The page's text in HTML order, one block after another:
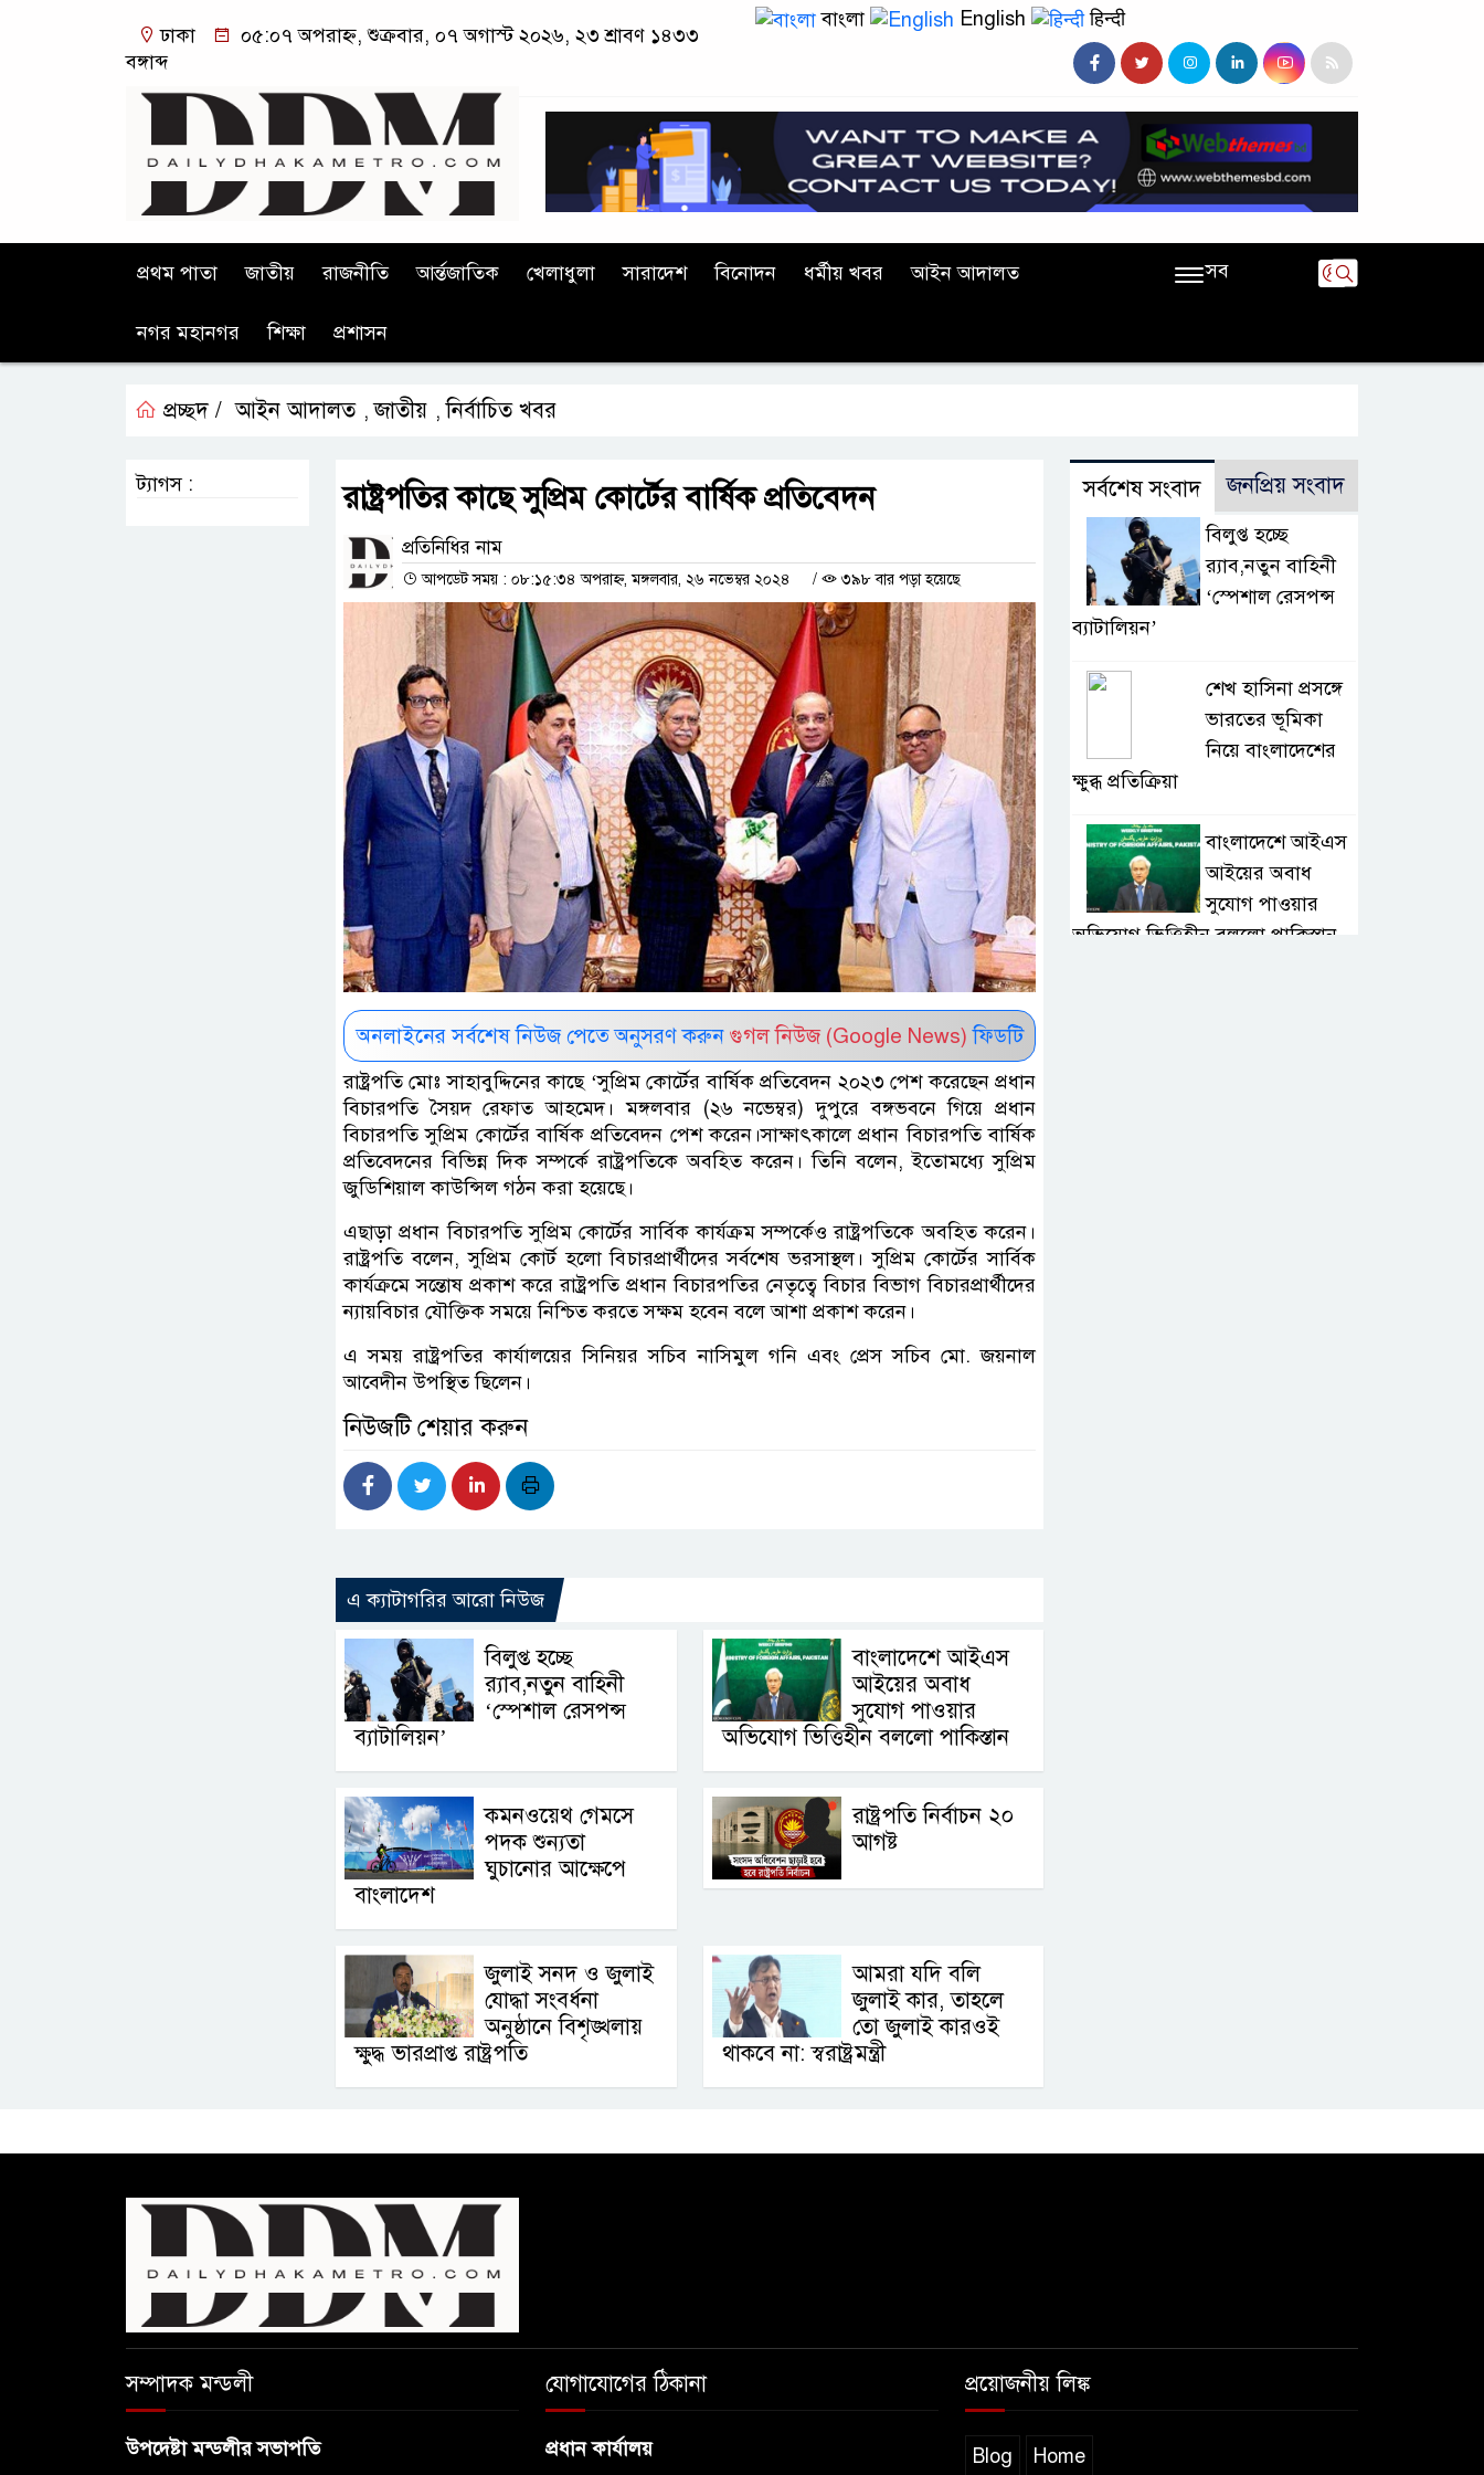
ঢাকা
০৫:০৭ অপরাহ্ন, শুক্রবার, ০৭ অগাস্ট ২০২৬, ২৩ শ্রাবণ ১৪৩৩
বঙ্গাব্দ
বাংলা English हिन्दी
প্রথম পাতা জাতীয় রাজনীতি আর্ন্তজাতিক খেলাধুলা সারাদেশ বিনোদন ধর্মীয় খবর আইন আদালত
নগর মহানগর শিক্ষা প্রশাসন
সব
প্রচ্ছদ / আইন আদালত ,জাতীয় ,নির্বাচিত খবর
রাষ্ট্রপতির কাছে সুপ্রিম কোর্টের বার্ষিক প্রতিবেদন
প্রতিনিধির নাম
আপডেট সময় : ০৮:১৫:৩৪ অপরাহ্ন, মঙ্গলবার, ২৬ নভেম্বর ২০২৪ / ৩৯৮ বার পড়া হয়েছে
অনলাইনের সর্বশেষ নিউজ পেতে অনুসরণ করুন গুগল নিউজ (Google News) ফিডটি
রাষ্ট্রপতি মোঃ সাহাবুদ্দিনের কাছে ‘সুপ্রিম কোর্টের বার্ষিক প্রতিবেদন ২০২৩ পেশ করেছেন প্রধান
বিচারপতি সৈয়দ রেফাত আহমেদ। মঙ্গলবার (২৬ নভেম্বর) দুপুরে বঙ্গভবনে গিয়ে প্রধান
বিচারপতি সুপ্রিম কোর্টের বার্ষিক প্রতিবেদন পেশ করেন।সাক্ষাৎকালে প্রধান বিচারপতি বার্ষিক
প্রতিবেদনের বিভিন্ন দিক সম্পর্কে রাষ্ট্রপতিকে অবহিত করেন। তিনি বলেন, ইতোমধ্যে সুপ্রিম
জুডিশিয়াল কাউন্সিল গঠন করা হয়েছে।
এছাড়া প্রধান বিচারপতি সুপ্রিম কোর্টের সার্বিক কার্যক্রম সম্পর্কেও রাষ্ট্রপতিকে অবহিত করেন।
রাষ্ট্রপতি বলেন, সুপ্রিম কোর্ট হলো বিচারপ্রার্থীদের সর্বশেষ ভরসাস্থল। সুপ্রিম কোর্টের সার্বিক
কার্যক্রমে সন্তোষ প্রকাশ করে রাষ্ট্রপতি প্রধান বিচারপতির নেতৃত্বে বিচার বিভাগ বিচারপ্রার্থীদের
ন্যায়বিচার যৌক্তিক সময়ে নিশ্চিত করতে সক্ষম হবেন বলে আশা প্রকাশ করেন।
এ সময় রাষ্ট্রপতির কার্যালয়ের সিনিয়র সচিব নাসিমুল গনি এবং প্রেস সচিব মো. জয়নাল
আবেদীন উপস্থিত ছিলেন।
নিউজটি শেয়ার করুন
এ ক্যাটাগরির আরো নিউজ
বিলুপ্ত হচ্ছে
র‍্যাব,নতুন বাহিনী
‘স্পেশাল রেসপন্স
ব্যাটালিয়ন’
বাংলাদেশে আইএস
আইয়ের অবাধ
সুযোগ পাওয়ার
অভিযোগ ভিত্তিহীন বললো পাকিস্তান
কমনওয়েথ গেমসে
পদক শুন্যতা
ঘুচানোর আক্ষেপে
বাংলাদেশ
রাষ্ট্রপতি নির্বাচন ২০
আগষ্ট
জুলাই সনদ ও জুলাই
যোদ্ধা সংবর্ধনা
অনুষ্ঠানে বিশৃঙ্খলায়
ক্ষুদ্ধ ভারপ্রাপ্ত রাষ্ট্রপতি
আমরা যদি বলি
জুলাই কার, তাহলে
তো জুলাই কারওই
থাকবে না: স্বরাষ্ট্রমন্ত্রী
ট্যাগস : সর্বশেষ সংবাদ জনপ্রিয় সংবাদ
বিলুপ্ত হচ্ছে
র‍্যাব,নতুন বাহিনী
‘স্পেশাল রেসপন্স
ব্যাটালিয়ন’
শেখ হাসিনা প্রসঙ্গে
ভারতের ভূমিকা
নিয়ে বাংলাদেশের
ক্ষুব্ধ প্রতিক্রিয়া
বাংলাদেশে আইএস
আইয়ের অবাধ
সুযোগ পাওয়ার
অভিযোগ ভিত্তিহীন বললো পাকিস্তান
সম্পাদক মন্ডলী
উপদেষ্টা মন্ডলীর সভাপতি
যোগাযোগের ঠিকানা
প্রধান কার্যালয়
প্রয়োজনীয় লিঙ্ক
Blog Home